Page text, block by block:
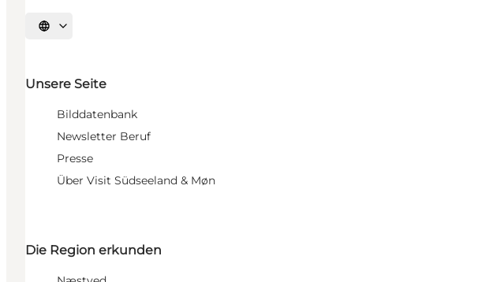
Sprache auswählen
Unsere Seite
Bilddatenbank
Newsletter Beruf
Presse
Über Visit Südseeland & Møn
Die Region erkunden